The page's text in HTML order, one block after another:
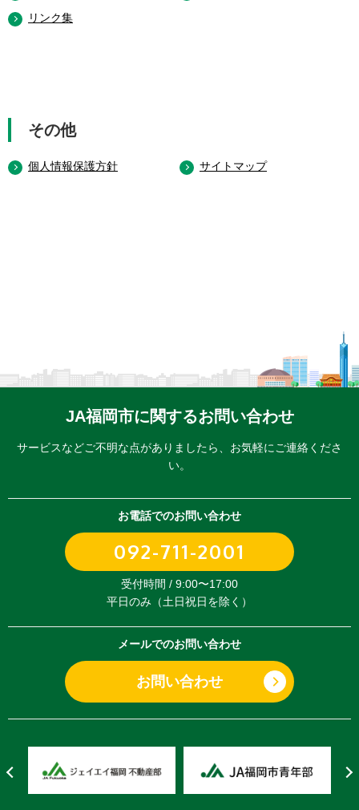
リンク集
その他
個人情報保護方針 サイトマップ
JA福岡市に関するお問い合わせ
サービスなどご不明な点がありましたら、 お気軽にご連絡くださ
い。
お電話でのお問い合わせ
092-711-2001
受付時間 / 9:00〜17:00
平日のみ（土日祝日を除く）
メールでのお問い合わせ
お問い合わせ